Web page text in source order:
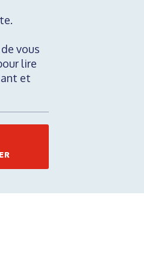
vous
lire
et